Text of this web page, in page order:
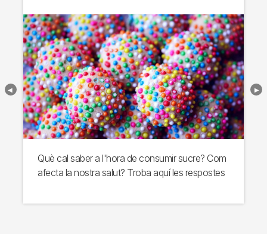
Què cal saber a l'hora de consumir sucre? Com
afecta la nostra salut? Troba aquí les respostes